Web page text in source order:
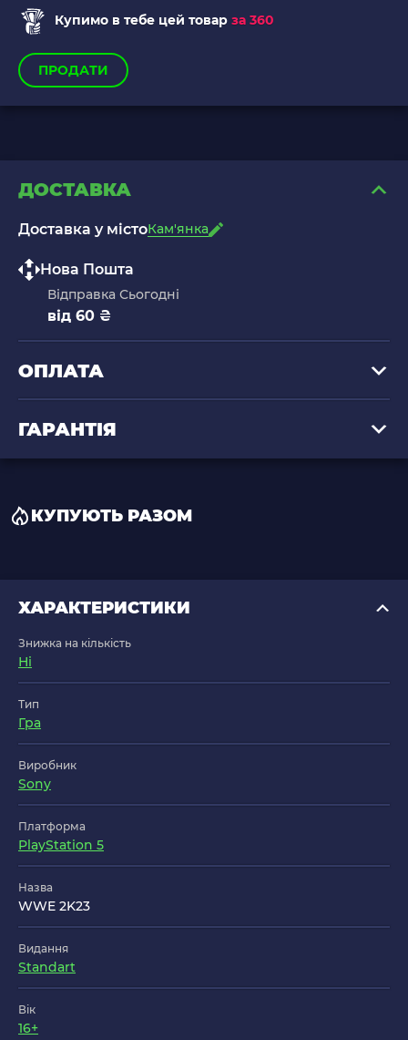
Купимо в тебе цей товар за 360
ПРОДАТИ
ДОСТАВКА
Доставка у містоКам'янка
Нова Пошта
Відправка Сьогодні
від 60 ₴
ОПЛАТА
ГАРАНТІЯ
КУПУЮТЬ РАЗОМ
ХАРАКТЕРИСТИКИ
Знижка на кількість
Ні
Тип
Гра
Виробник
Sony
Платформа
PlayStation 5
Назва
WWE 2K23
Видання
Standart
Вік
16+